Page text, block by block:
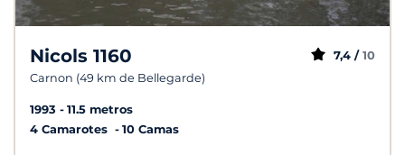
Nicols 1160
Carnon (49 km de Bellegarde)
7,4 / 10
1993
11.5 metros
4 Camarotes
10 Camas